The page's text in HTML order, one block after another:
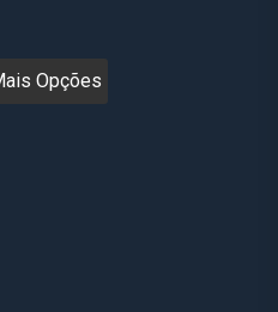
Opções